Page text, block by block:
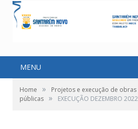
MENU
Home »
Projetos e execução de obras
públicas » EXECUÇÃO DEZEMBRO 2022